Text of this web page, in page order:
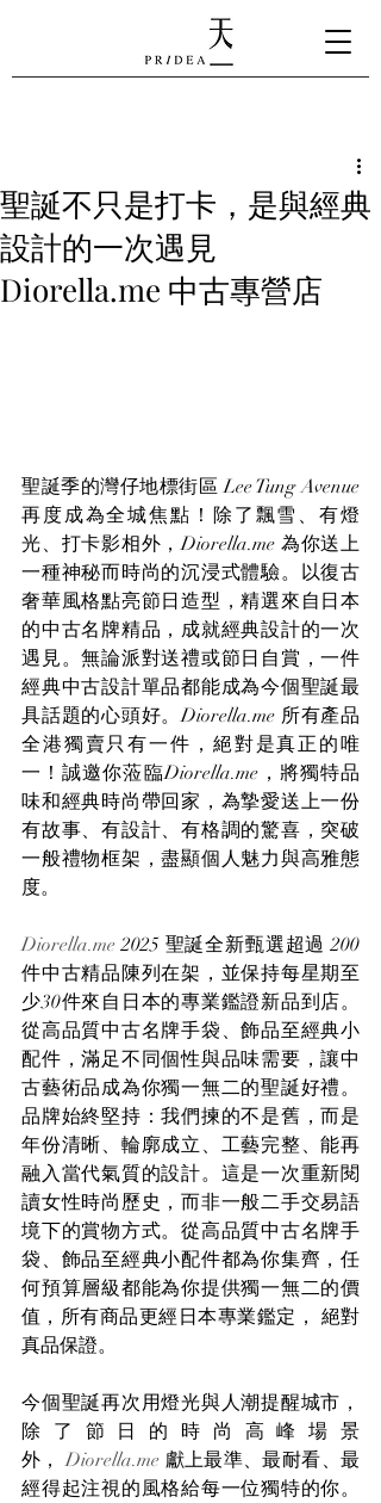
聖誕不只是打卡，是與經典
設計的一次遇見
Diorella.me 中古專營店
聖誕季的灣仔地標街區 Lee Tung Avenue
再度成為全城焦點！除了飄雪、有燈
光、打卡影相外，Diorella.me 為你送上
一種神秘而時尚的沉浸式體驗。以復古
奢華風格點亮節日造型，精選來自日本
的中古名牌精品，成就經典設計的一次
遇見。無論派對送禮或節日自賞，一件
經典中古設計單品都能成為今個聖誕最
具話題的心頭好。Diorella.me 所有產品
全港獨賣只有一件，絕對是真正的唯
一！誠邀你蒞臨Diorella.me，將獨特品
味和經典時尚帶回家，為摯愛送上一份
有故事、有設計、有格調的驚喜，突破
一般禮物框架，盡顯個人魅力與高雅態
度。
Diorella.me 2025 聖誕全新甄選超過 200
件中古精品陳列在架，並保持每星期至
少30件來自日本的專業鑑證新品到店。
從高品質中古名牌手袋、飾品至經典小
配件，滿足不同個性與品味需要，讓中
古藝術品成為你獨一無二的聖誕好禮。
品牌始終堅持：我們揀的不是舊，而是
年份清晰、輪廓成立、工藝完整、能再
融入當代氣質的設計。這是一次重新閱
讀女性時尚歷史，而非一般二手交易語
境下的賞物方式。從高品質中古名牌手
袋、飾品至經典小配件都為你集齊，任
何預算層級都能為你提供獨一無二的價
值，所有商品更經日本專業鑑定， 絕對
真品保證。
今個聖誕再次用燈光與人潮提醒城市，
除了節日的時尚高峰場景
外， Diorella.me 獻上最準、最耐看、最
經得起注視的風格給每一位獨特的你。